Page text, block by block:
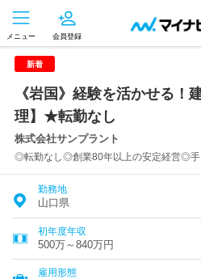
メニュー 会員登録
新着
《岩国》経験を活かせる！
理】★転勤なし
株式会社サンプラント
◎転勤なし◎創業80年以上の安定経営◎
勤務地
山口県
初年度年収
500万～840万円
雇用形態